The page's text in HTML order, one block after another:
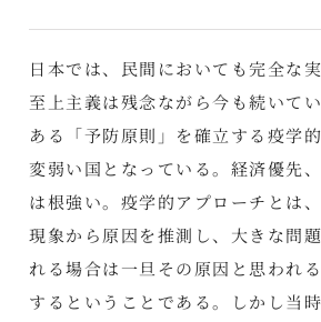
日本では、民間においても完全な
至上主義は残念ながら今も続いて
ある「予防原則」を確立する疫学
変弱い国となっている。経済優先
は根強い。疫学的アプローチとは
現象から原因を推測し、大きな問
れる場合は一旦その原因と思われ
するということである。しかし当